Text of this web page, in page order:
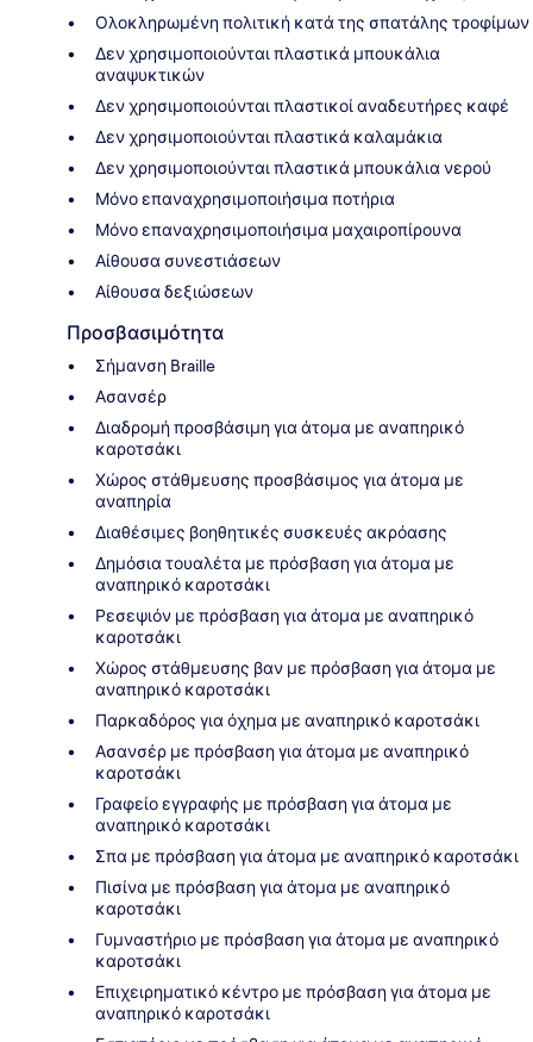
Ολοκληρωμένη πολιτική κατά της σπατάλης τροφίμων
Δεν χρησιμοποιούνται πλαστικά μπουκάλια
αναψυκτικών
Δεν χρησιμοποιούνται πλαστικοί αναδευτήρες καφέ
Δεν χρησιμοποιούνται πλαστικά καλαμάκια
Δεν χρησιμοποιούνται πλαστικά μπουκάλια νερού
Μόνο επαναχρησιμοποιήσιμα ποτήρια
Μόνο επαναχρησιμοποιήσιμα μαχαιροπίρουνα
Αίθουσα συνεστιάσεων
Αίθουσα δεξιώσεων
Προσβασιμότητα
Σήμανση Braille
Ασανσέρ
Διαδρομή προσβάσιμη για άτομα με αναπηρικό
καροτσάκι
Χώρος στάθμευσης προσβάσιμος για άτομα με
αναπηρία
Διαθέσιμες βοηθητικές συσκευές ακρόασης
Δημόσια τουαλέτα με πρόσβαση για άτομα με
αναπηρικό καροτσάκι
Ρεσεψιόν με πρόσβαση για άτομα με αναπηρικό
καροτσάκι
Χώρος στάθμευσης βαν με πρόσβαση για άτομα με
αναπηρικό καροτσάκι
Παρκαδόρος για όχημα με αναπηρικό καροτσάκι
Ασανσέρ με πρόσβαση για άτομα με αναπηρικό
καροτσάκι
Γραφείο εγγραφής με πρόσβαση για άτομα με
αναπηρικό καροτσάκι
Σπα με πρόσβαση για άτομα με αναπηρικό καροτσάκι
Πισίνα με πρόσβαση για άτομα με αναπηρικό
καροτσάκι
Γυμναστήριο με πρόσβαση για άτομα με αναπηρικό
καροτσάκι
Επιχειρηματικό κέντρο με πρόσβαση για άτομα με
αναπηρικό καροτσάκι